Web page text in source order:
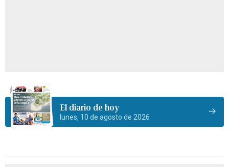
El diario de hoy
lunes, 10 de agosto de 2026